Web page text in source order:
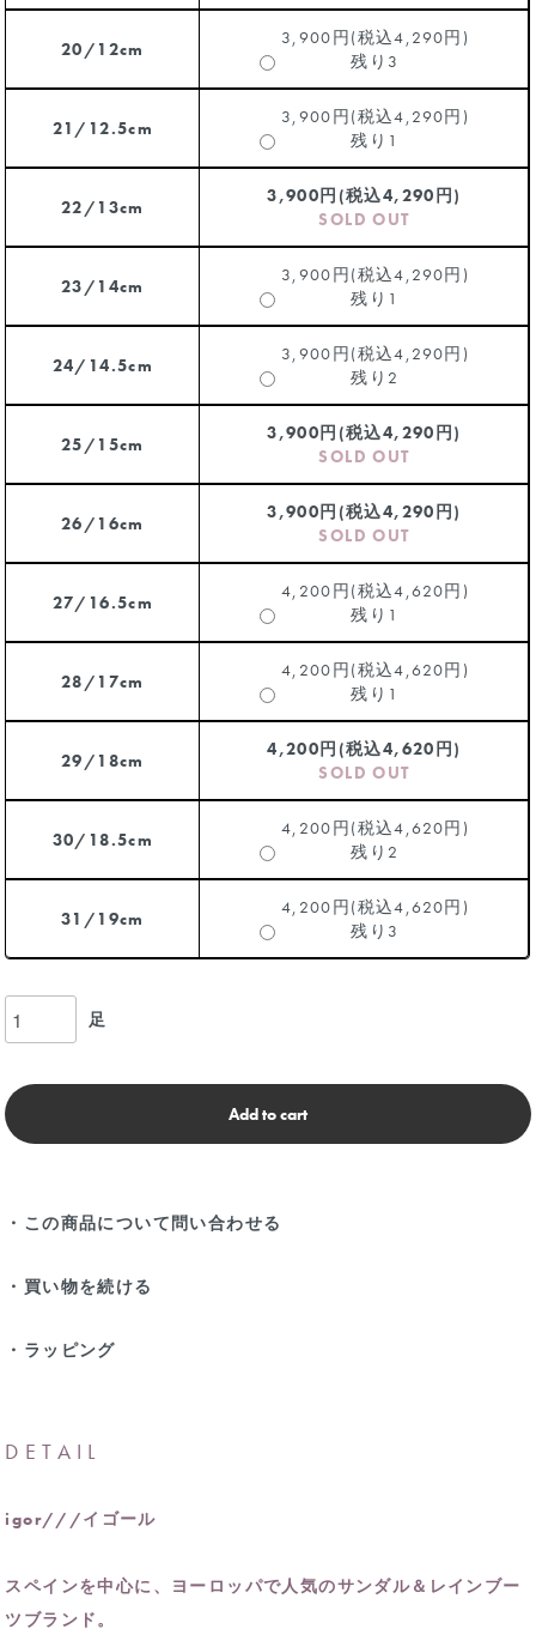
20/12cm
3,900円(税込4,290円)
残り3
21/12.5cm
3,900円(税込4,290円)
残り1
22/13cm
3,900円(税込4,290円)
SOLD OUT
23/14cm
3,900円(税込4,290円)
残り1
24/14.5cm
3,900円(税込4,290円)
残り2
25/15cm
3,900円(税込4,290円)
SOLD OUT
26/16cm
3,900円(税込4,290円)
SOLD OUT
27/16.5cm
4,200円(税込4,620円)
残り1
28/17cm
4,200円(税込4,620円)
残り1
29/18cm
4,200円(税込4,620円)
SOLD OUT
30/18.5cm
4,200円(税込4,620円)
残り2
31/19cm
4,200円(税込4,620円)
残り3
足
Add to cart
・この商品について問い合わせる
・買い物を続ける
・ラッピング
DETAIL
igor///イゴール
スペインを中心に、ヨーロッパで人気のサンダル＆レインブー
ツブランド。